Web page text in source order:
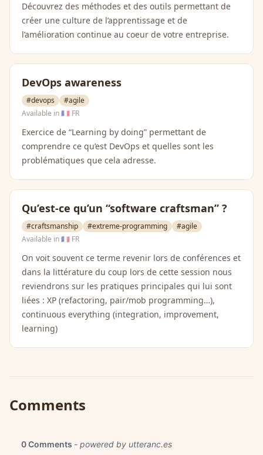
Découvrez des méthodes et des outils permettant de
créer une culture de l’apprentissage et de
l’amélioration continue au coeur de votre entreprise.
DevOps awareness
#devops
#agile
Available in🇫🇷 FR
Exercice de “Learning by doing” permettant de
comprendre ce qu’est DevOps et quelles sont les
problématiques que cela adresse.
Qu’est-ce qu’un “software craftsman” ?
#craftsmanship #extreme-programming
#agile
Available in🇫🇷 FR
On voit souvent ce terme revenir lors de conférences et
dans la littérature du coup lors de cette session nous
reviendrons sur les pratiques principales qui lui sont
liées : XP (refactoring, pair/mob programming…),
continuous everything (integration, improvement,
learning)
Comments